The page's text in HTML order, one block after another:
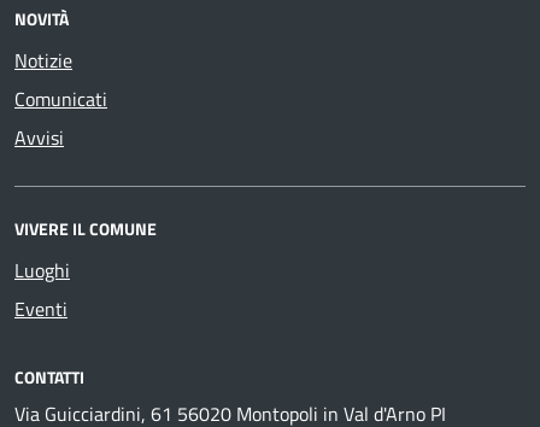
NOVITÀ
Notizie
Comunicati
Avvisi
VIVERE IL COMUNE
Luoghi
Eventi
CONTATTI
Via Guicciardini, 61 56020 Montopoli in Val d'Arno PI